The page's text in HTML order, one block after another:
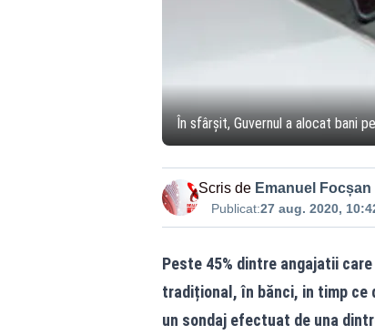
În sfârșit, Guvernul a alocat bani
Scris de Emanuel Focșan
Publicat:27 aug. 2020,
Peste 45% dintre angajatii
tradițional, în bănci, in timp ce
un sondaj efectuat de una